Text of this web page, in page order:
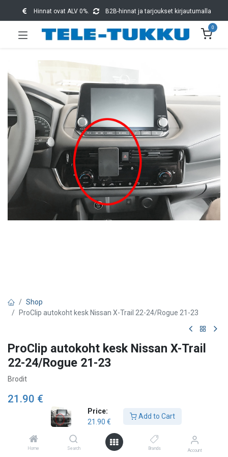
Price:
21.90 €
Add to Cart
Home Search Brands Account
Hinnat ovat ALV 0%. B2B-hinnat ja tarjoukset kirjautumalla
0
Shop
ProClip autokoht kesk Nissan X-Trail 22-24/Rogue 21-23
ProClip autokoht kesk Nissan X-Trail
22-24/Rogue 21-23
Brodit
21.90 €
Add to Cart